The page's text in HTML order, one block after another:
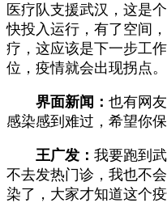
医疗队支援武汉，这是
快投入运行，有了空间
疗，这应该是下一步工
位，疫情就会出现拐点。
界面新闻： 也有网
感染感到难过，希望你保
王广发： 我要跑到
不去发热门诊，我也不
染了，大家才知道这个